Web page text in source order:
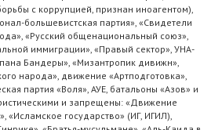
с коррупцией, признан иноагентом),
большевистская партия», «Свидетели
«Русский общенациональный союз»,
иммиграции», «Правый сектор», УНА-
Бандеры», «Мизантропик дивижн»,
народа», движение «Артподготовка»,
партия «Воля», АУЕ, батальоны «Азов» и
и запрещены: «Движение
«Исламское государство» (ИГ, ИГИЛ),